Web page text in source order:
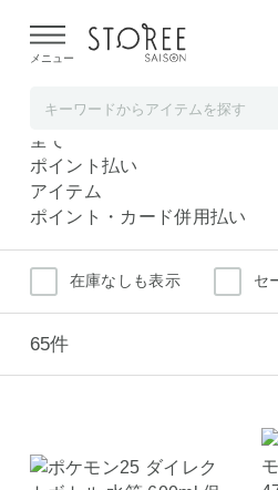
よる配送遅延が発生しております
メニュー
キッズ用水筒・マグボトル
キッズ用水筒・マグボトル
全て
ポイント払い
アイテム
ポイント・カード併用払い
在庫なしも表示 セ
65件